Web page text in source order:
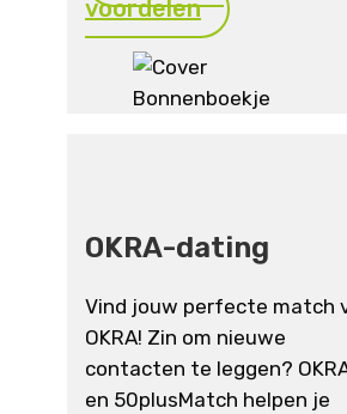
voordelen
OKRA-dating
Vind jouw perfecte match
OKRA! Zin om nieuwe
contacten te leggen?
en 50plusMatch helpen je